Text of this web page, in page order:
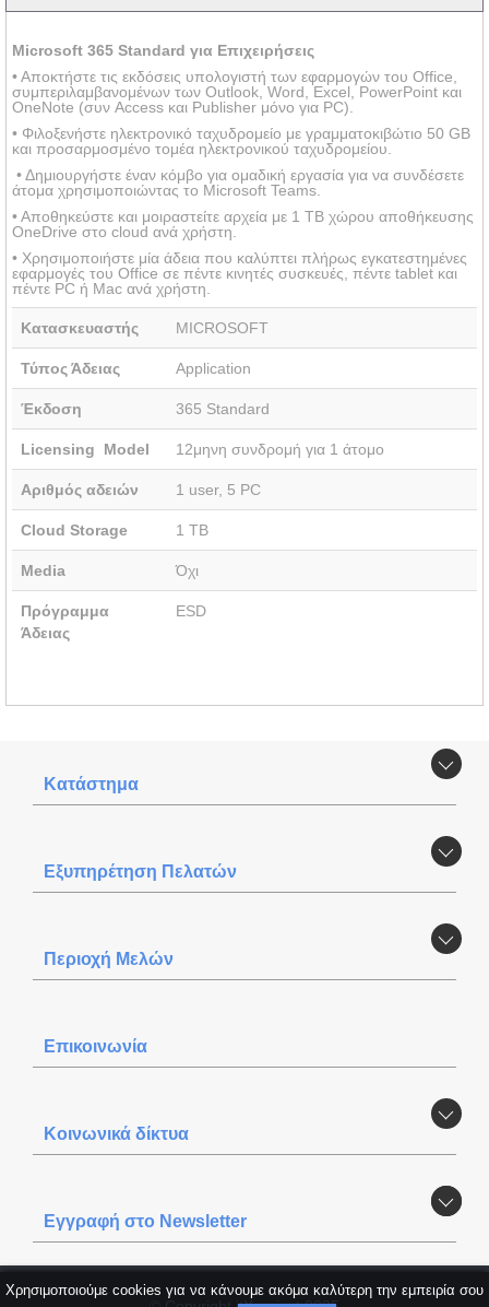
Χρησιμοποιούμε cookies για να κάνουμε ακόμα καλύτερη την εμπειρία σου
Microsoft 365 Standard για Επιχειρήσεις
• Αποκτήστε τις εκδόσεις υπολογιστή των εφαρμογών του Office,
συμπεριλαμβανομένων των Outlook, Word, Excel, PowerPoint και
OneNote (συν Access και Publisher μόνο για PC).
• Φιλοξενήστε ηλεκτρονικό ταχυδρομείο με γραμματοκιβώτιο 50 GB
και προσαρμοσμένο τομέα ηλεκτρονικού ταχυδρομείου.
• Δημιουργήστε έναν κόμβο για ομαδική εργασία για να συνδέσετε
άτομα χρησιμοποιώντας το Microsoft Teams.
• Αποθηκεύστε και μοιραστείτε αρχεία με 1 TB χώρου αποθήκευσης
OneDrive στο cloud ανά χρήστη.
• Χρησιμοποιήστε μία άδεια που καλύπτει πλήρως εγκατεστημένες
εφαρμογές του Office σε πέντε κινητές συσκευές, πέντε tablet και
πέντε PC ή Mac ανά χρήστη.
Κατασκευαστής MICROSOFT
Τύπος Άδειας Application
Έκδοση 365 Standard
Licensing Model 12μηνη συνδρομή για 1 άτομο
Αριθμός αδειών 1 user, 5 PC
Cloud Storage 1 TB
Media Όχι
Πρόγραμμα
Άδειας
ESD
Κατάστημα
Εξυπηρέτηση Πελατών
Περιοχή Mελών
Επικοινωνία
Κοινωνικά δίκτυα
Εγγραφή στο Newsletter